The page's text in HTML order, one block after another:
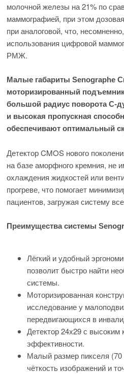
молочной железы на 21% по
маммографией, при этом
при аналоговой, что,
использования цифровой
РМЖ.
Малые габариты Senographe
моторизированный
большой радиус поворота С-
и высокая пропускная способ
обеспечивают оптимальный
Детектор CMOS нового
на базе аморфного кремния, не
охлаждения жидкостей или
прогреве, что помогает
пациентов, загружая систему
Преимущества системы
Лёгкий и удобный
позволит быстро найти
системы.
Моторизированная
исследование у
передвигающихся в
Детектор 24х29 с
эффективности.
Малый размер пикселя
чёткость изображений и